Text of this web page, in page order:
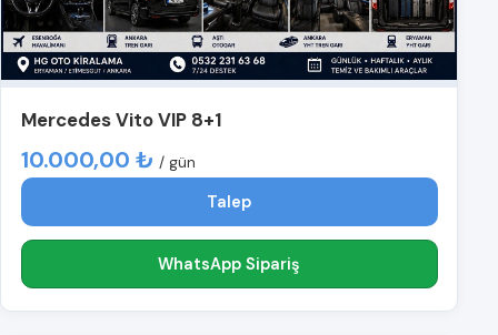
Mercedes Vito VIP 8+1
10.000,00 ₺ / gün
Talep
WhatsApp Sipariş